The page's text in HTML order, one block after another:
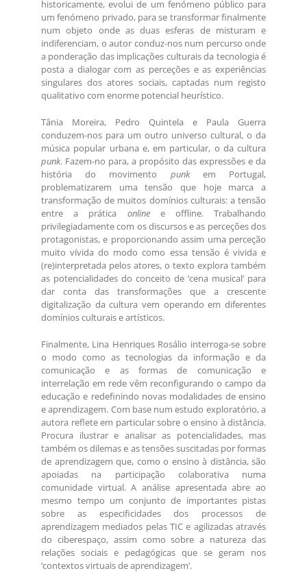
historicamente, evolui de um fenómeno público para
um fenómeno privado, para se transformar finalmente
num objeto onde as duas esferas de misturam e
indiferenciam, o autor conduz-nos num percurso onde
a ponderação das implicações culturais da tecnologia é
posta a dialogar com as perceções e as experiências
singulares dos atores sociais, captadas num registo
qualitativo com enorme potencial heurístico.
Tânia Moreira, Pedro Quintela e Paula Guerra
conduzem-nos para um outro universo cultural, o da
música popular urbana e, em particular, o da cultura
punk. Fazem-no para, a propósito das expressões e da
história do movimento punkem Portugal,
problematizarem uma tensão que hoje marca a
transformação de muitos domínios culturais: a tensão
entre a prática onlinee offline. Trabalhando
privilegiadamente com os discursos e as perceções dos
protagonistas, e proporcionando assim uma perceção
muito vívida do modo como essa tensão é vivida e
(re)interpretada pelos atores, o texto explora também
as potencialidades do conceito de ‘cena musical’ para
dar conta das transformações que a crescente
digitalização da cultura vem operando em diferentes
domínios culturais e artísticos.
Finalmente, Lina Henriques Rosálio interroga-se sobre
o modo como as tecnologias da informação e da
comunicação e as formas de comunicação e
interrelação em rede vêm reconfigurando o campo da
educação e redefinindo novas modalidades de ensino
e aprendizagem. Com base num estudo exploratório, a
autora reflete em particular sobre o ensino à distância.
Procura ilustrar e analisar as potencialidades, mas
também os dilemas e as tensões suscitadas por formas
de aprendizagem que, como o ensino à distância, são
apoiadas na participação colaborativa numa
comunidade virtual. A análise apresentada abre ao
mesmo tempo um conjunto de importantes pistas
sobre as especificidades dos processos de
aprendizagem mediados pelas TIC e agilizadas através
do ciberespaço, assim como sobre a natureza das
relações sociais e pedagógicas que se geram nos
‘contextos virtuais de aprendizagem’.